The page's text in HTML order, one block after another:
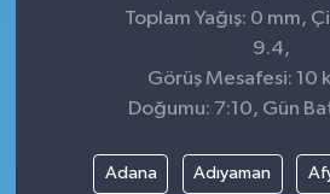
Toplam Yağış: 0 mm,
9.4,
Görüş Mesafesi: 10
Doğumu: 7:10, Gün
Adana Adıyaman